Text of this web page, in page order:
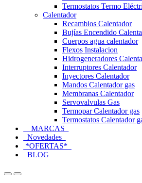
Termostatos Termo
Calentador
Recambios Calentador
Bujías Encendido
Cuerpos agua calentador
Flexos Instalacion
Hidrogeneradores
Interruptores Calentador
Inyectores Calentador
Mandos Calentador gas
Membranas Calentador
Servovalvulas Gas
Termopar Calentador gas
Termostatos Calentador
MARCAS
Novedades
*OFERTAS*
BLOG
OpenClose